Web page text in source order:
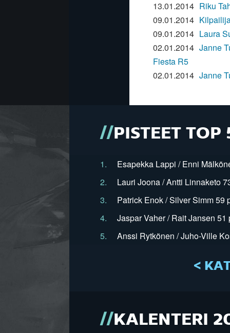
13.01.2014 Riku
09.01.2014
09.01.2014 Laura
02.01.2014 Janne
Fiesta R5
02.01.2014 Janne
PISTEET TOP
1.
Esapekka Lappi / Enni
2.
Lauri Joona / Antti Linnaketo
3.
Patrick Enok / Silver Simm 59
4.
Jaspar Vaher / Rait Jansen 51
5.
Anssi Rytkönen / Juho-Ville
<
KALENTERI